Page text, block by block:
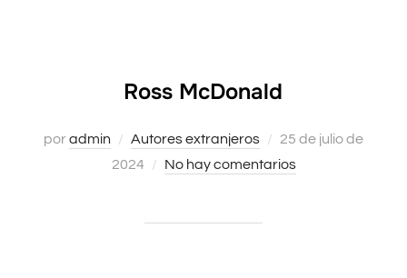
Ross McDonald
poradmin Autores extranjeros
Publicado
el
25 de julio de
2024
No hay comentarios